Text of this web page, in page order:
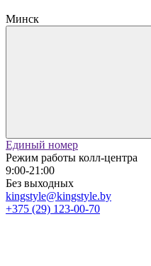
Минск
Единый номер
Режим работы колл-центра
9:00-21:00
Без выходных
kingstyle@kingstyle.by
+375 (29) 123-00-70